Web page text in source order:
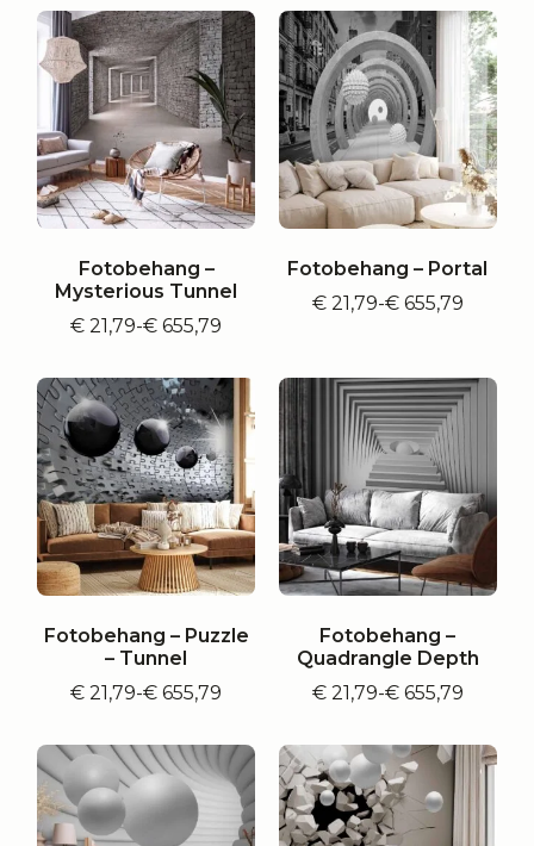
tot
€ 655,79
tot
€ 655,79
Fotobehang –
Mysterious Tunnel
€ 21,79-€ 655,79
Prijsklasse:
tot
€ 655,79
Fotobehang – Portal
€21,79-€655,79
Prijsklasse:
€ 655,79
Fotobehang – Puzzle
– Tunnel
€ 21,79-€ 655,79
Prijsklasse:
tot
€ 655,79
Fotobehang –
Quadrangle Depth
€21,79-€655,79
Prijsklasse:
tot
€ 655,79